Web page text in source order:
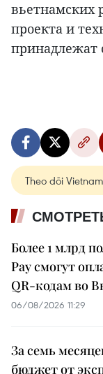
вьетнамских
проекта и
принадлежат
Theo dõi
Более 1 млрд
Pay смогут
QR-кодам во
06/08/2026 11:29
За семь
бюджет от